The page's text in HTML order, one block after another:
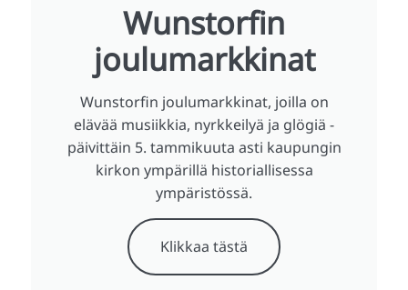
Wunstorfin
joulumarkkinat
Wunstorfin joulumarkkinat, joilla on
elävää musiikkia, nyrkkeilyä ja glögiä -
päivittäin 5. tammikuuta asti kaupungin
kirkon ympärillä historiallisessa
ympäristössä.
Klikkaa tästä